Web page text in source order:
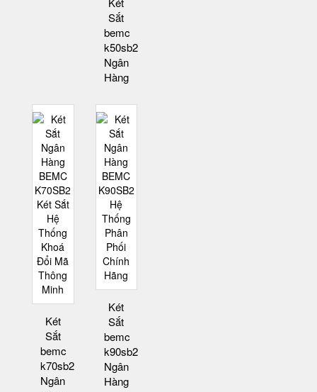
Sắt
bemc
k50sb2
Ngân
Hàng
Két
Sắt
bemc
k70sb2
Ngân
Két
Sắt
bemc
k90sb2
Ngân
Hàng